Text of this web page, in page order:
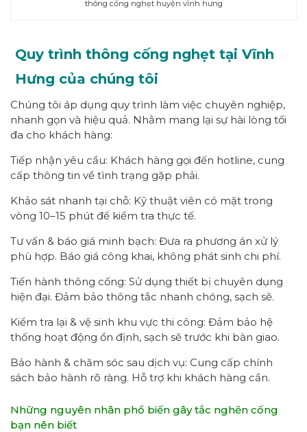
thông cống nghẹt huyện vĩnh hưng
Quy trình thông cống nghẹt tại Vĩnh
Hưng của chúng tôi
Chúng tôi áp dụng quy trình làm việc chuyên nghiệp,
nhanh gọn và hiệu quả. Nhằm mang lại sự hài lòng tối
đa cho khách hàng:
Tiếp nhận yêu cầu: Khách hàng gọi đến hotline, cung
cấp thông tin về tình trạng gặp phải.
Khảo sát nhanh tại chỗ: Kỹ thuật viên có mặt trong
vòng 10–15 phút để kiểm tra thực tế.
Tư vấn & báo giá minh bạch: Đưa ra phương án xử lý
phù hợp. Báo giá công khai, không phát sinh chi phí.
Tiến hành thông cống: Sử dụng thiết bị chuyên dụng
hiện đại. Đảm bảo thông tắc nhanh chóng, sạch sẽ.
Kiểm tra lại & vệ sinh khu vực thi công: Đảm bảo hệ
thống hoạt động ổn định, sạch sẽ trước khi bàn giao.
Bảo hành & chăm sóc sau dịch vụ: Cung cấp chính
sách bảo hành rõ ràng. Hỗ trợ khi khách hàng cần.
Những nguyên nhân phổ biến gây tắc nghẽn cống
bạn nên biết